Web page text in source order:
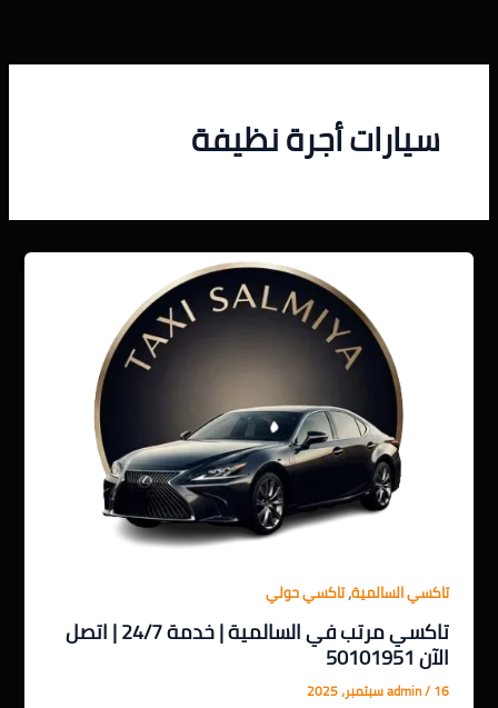
المحتوى
سيارات أجرة نظيفة
تاكسي السالمية,تاكسي حولي
تاكسي مرتب في السالمية | خدمة 24/7 | اتصل
الآن 50101951
admin/16 سبتمبر، 2025